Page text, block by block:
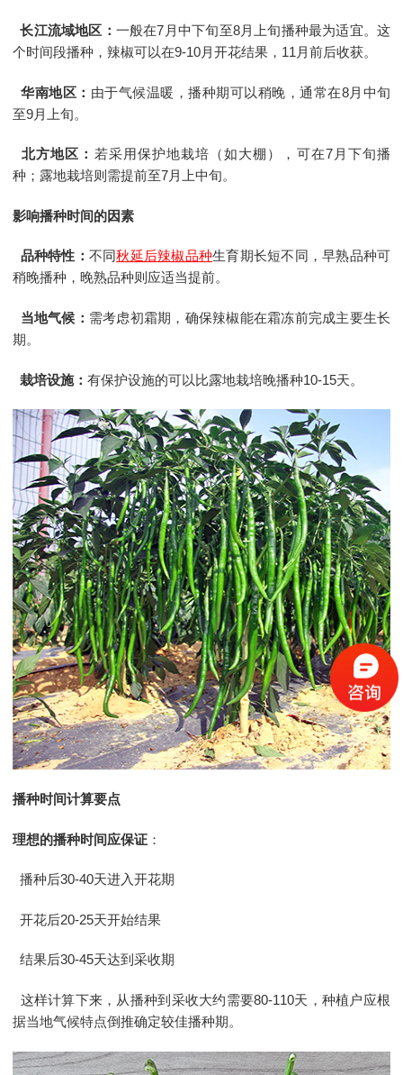
长江流域地区： 一般在7月中下旬至8月上旬播种最为适宜。这
个时间段播种，辣椒可以在9-10月开花结果，11月前后收获。
华南地区： 由于气候温暖，播种期可以稍晚，通常在8月中旬
至9月上旬。
北方地区： 若采用保护地栽培（如大棚），可在7月下旬播
种；露地栽培则需提前至7月上中旬。
影响播种时间的因素
品种特性： 不同秋延后辣椒品种生育期长短不同，早熟品种可
稍晚播种，晚熟品种则应适当提前。
当地气候： 需考虑初霜期，确保辣椒能在霜冻前完成主要生长
期。
栽培设施： 有保护设施的可以比露地栽培晚播种10-15天。
播种时间计算要点
理想的播种时间应保证 ：
播种后30-40天进入开花期
开花后20-25天开始结果
结果后30-45天达到采收期
这样计算下来，从播种到采收大约需要80-110天，种植户应根
据当地气候特点倒推确定较佳播种期。